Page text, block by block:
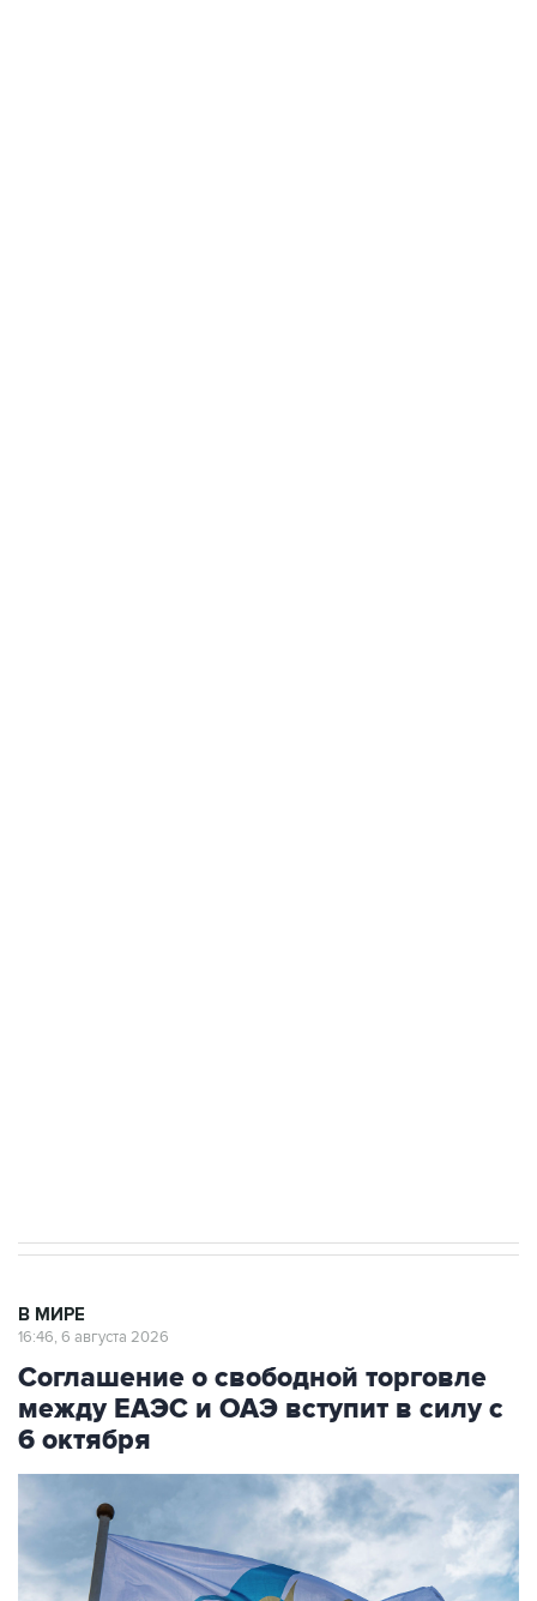
В МИРЕ
16:46, 6 августа 2026
Соглашение о свободной торговле
между ЕАЭС и ОАЭ вступит в силу с
6 октября